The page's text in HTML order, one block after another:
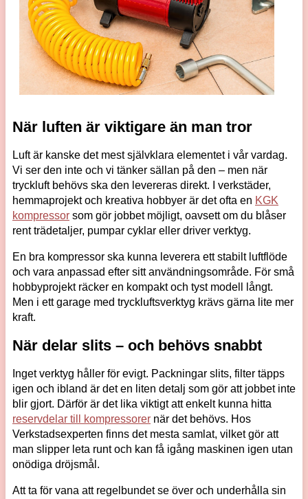
När luften är viktigare än man tror
Luft är kanske det mest självklara elementet i vår vardag.
Vi ser den inte och vi tänker sällan på den – men när
tryckluft behövs ska den levereras direkt. I verkstäder,
hemmaprojekt och kreativa hobbyer är det ofta en KGK
kompressor som gör jobbet möjligt, oavsett om du blåser
rent trädetaljer, pumpar cyklar eller driver verktyg.
En bra kompressor ska kunna leverera ett stabilt luftflöde
och vara anpassad efter sitt användningsområde. För små
hobbyprojekt räcker en kompakt och tyst modell långt.
Men i ett garage med tryckluftsverktyg krävs gärna lite mer
kraft.
När delar slits – och behövs snabbt
Inget verktyg håller för evigt. Packningar slits, filter täpps
igen och ibland är det en liten detalj som gör att jobbet inte
blir gjort. Därför är det lika viktigt att enkelt kunna hitta
reservdelar till kompressorer när det behövs. Hos
Verkstadsexperten finns det mesta samlat, vilket gör att
man slipper leta runt och kan få igång maskinen igen utan
onödiga dröjsmål.
Att ta för vana att regelbundet se över och underhålla sin